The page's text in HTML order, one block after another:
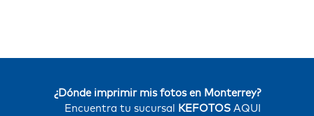
¿Dónde imprimir mis fotos en Monterrey?
Encuentra tu sucursal
KEFOTOS AQUI